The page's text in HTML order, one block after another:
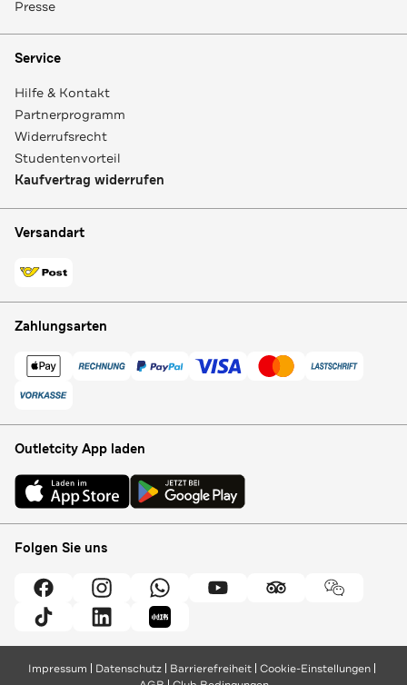
Presse
Service
Hilfe & Kontakt
Partnerprogramm
Widerrufsrecht
Studentenvorteil
Kaufvertrag widerrufen
Versandart
Zahlungsarten
Outletcity App laden
Folgen Sie uns
Impressum Datenschutz Barrierefreiheit Cookie-Einstellungen